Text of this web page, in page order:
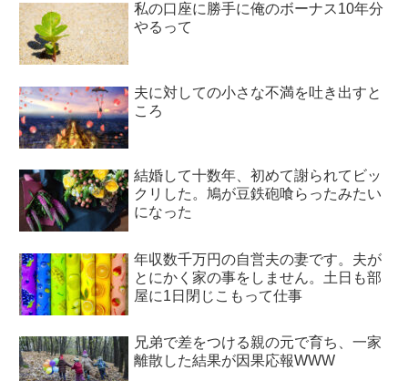
私の口座に勝手に俺のボーナス10年分
やるって
夫に対しての小さな不満を吐き出すと
ころ
結婚して十数年、初めて謝られてビッ
クリした。鳩が豆鉄砲喰らったみたい
になった
年収数千万円の自営夫の妻です。夫が
とにかく家の事をしません。土日も部
屋に1日閉じこもって仕事
兄弟で差をつける親の元で育ち、一家
離散した結果が因果応報WWW